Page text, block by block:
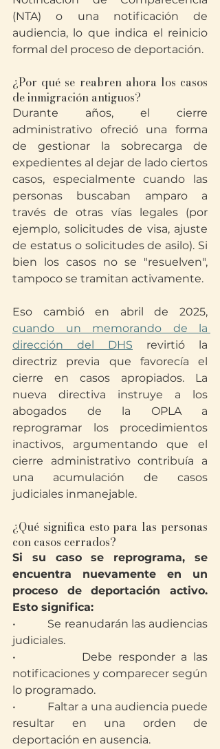
(NTA) o una notificación de
audiencia, lo que indica el reinicio
formal del proceso de deportación.
¿Por qué se reabren ahora los casos
de inmigración antiguos?
Durante años, el cierre
administrativo ofreció una forma
de gestionar la sobrecarga de
expedientes al dejar de lado ciertos
casos, especialmente cuando las
personas buscaban amparo a
través de otras vías legales (por
ejemplo, solicitudes de visa, ajuste
de estatus o solicitudes de asilo). Si
bien los casos no se "resuelven",
tampoco se tramitan activamente.
cuando un memorando de la
dirección del DHS revirtió la
directriz previa que favorecía el
cierre en casos apropiados. La
nueva directiva instruye a los
abogados de la OPLA a
reprogramar los procedimientos
inactivos, argumentando que el
cierre administrativo contribuía a
una acumulación de casos
judiciales inmanejable.
¿Qué significa esto para las personas
con casos cerrados?
Si su caso se reprograma, se
encuentra nuevamente en un
proceso de deportación activo.
Esto significa:
•           Se reanudarán las audiencias
judiciales.
•           Debe responder a las
notificaciones y comparecer según
lo programado.
•           Faltar a una audiencia puede
resultar en una orden de
deportación en ausencia.